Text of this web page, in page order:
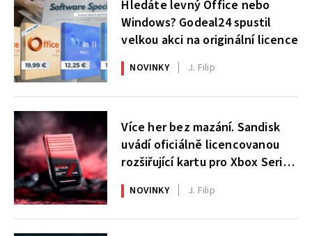
Hledáte levný Office nebo
Windows? Godeal24 spustil
velkou akci na originální licence
NOVINKY J. Filip
Více her bez mazání. Sandisk
uvádí oficiálně licencovanou
rozšiřující kartu pro Xbox Series
X|S
NOVINKY J. Filip